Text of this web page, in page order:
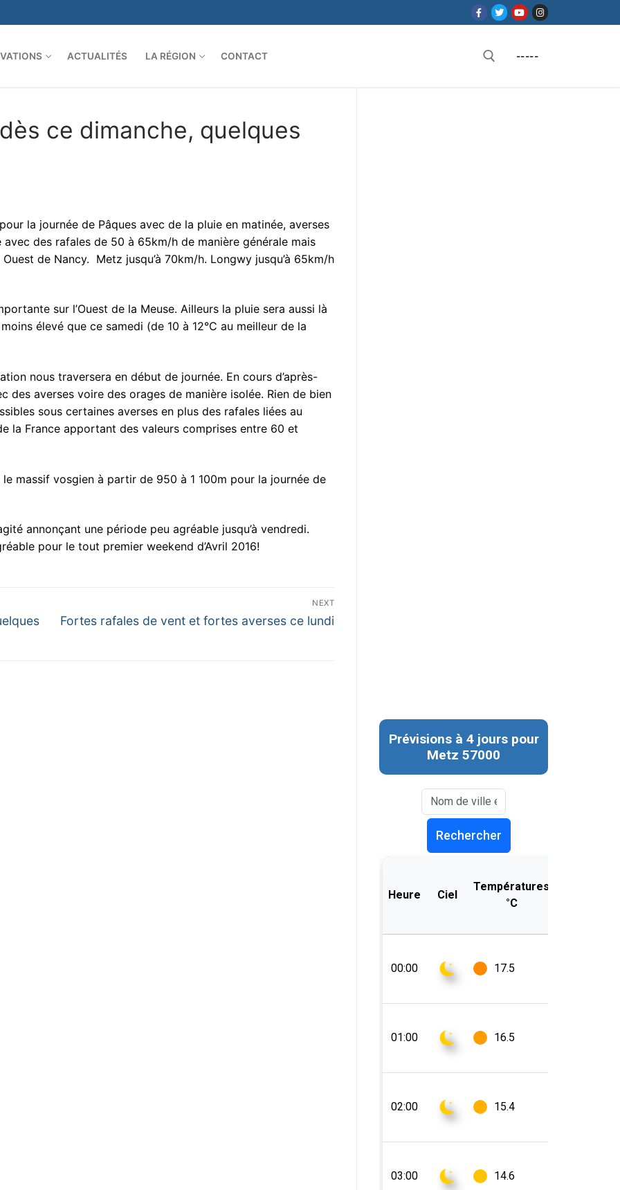
ACTUALITÉS LA RÉGION CONTACT -----
ce dimanche, quelques
la journée de Pâques avec de la pluie en matinée, averses
des rafales de 50 à 65km/h de manière générale mais
de Nancy. Metz jusqu’à 70km/h. Longwy jusqu’à 65km/h
sur l’Ouest de la Meuse. Ailleurs la pluie sera aussi là
élevé que ce samedi (de 10 à 12°C au meilleur de la
nous traversera en début de journée. En cours d’après-
des averses voire des orages de manière isolée. Rien de bien
sous certaines averses en plus des rafales liées au
la France apportant des valeurs comprises entre 60 et
massif vosgien à partir de 950 à 1 100m pour la journée de
annonçant une période peu agréable jusqu’à vendredi.
pour le tout premier weekend d’Avril 2016!
NEXT
Next
Fortes rafales de vent et fortes averses ce lundi